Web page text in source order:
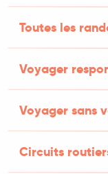
Toutes les
Voyager
Voyager sans
Circuits